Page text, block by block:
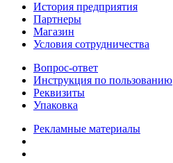
История предприятия
Партнеры
Магазин
Условия сотрудничества
Вопрос-ответ
Инструкция по пользованию
Реквизиты
Упаковка
Рекламные материалы